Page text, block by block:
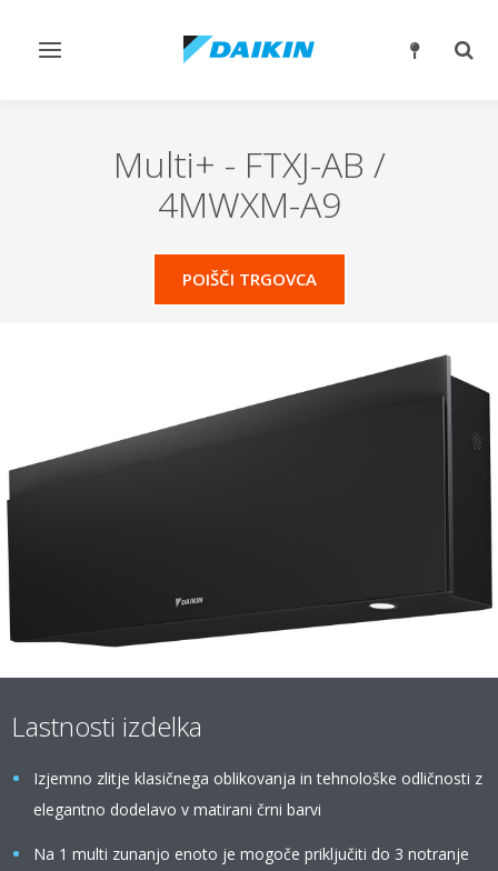
Preklop
Multi+ - FTXJ-AB /
4MWXM-A9
POIŠČI TRGOVCA
Lastnosti izdelka
Izjemno zlitje klasičnega oblikovanja in tehnološke odličnosti z
elegantno dodelavo v matirani črni barvi
Na 1 multi zunanjo enoto je mogoče priključiti do 3 notranje